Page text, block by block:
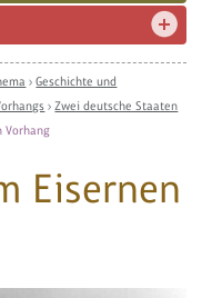
›Geschichte und
› Zwei deutsche Staaten
Vorhang
Eisernen